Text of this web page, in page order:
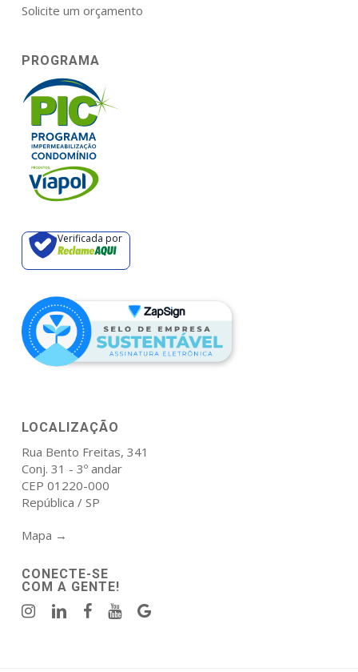
Solicite um orçamento
PROGRAMA
Verificada por
LOCALIZAÇÃO
Rua Bento Freitas, 341
Conj. 31 - 3º andar
CEP 01220-000
República / SP
Mapa →
CONECTE-SE
COM A GENTE!